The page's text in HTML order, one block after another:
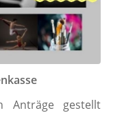
Anträge gestellt